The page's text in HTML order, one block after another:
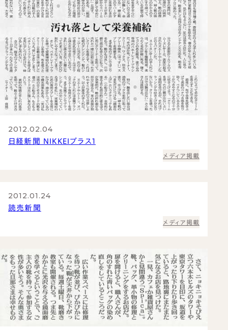
2012.02.04
日経新聞 NIKKEIプラス1
メディア掲載
2012.01.24
読売新聞
メディア掲載